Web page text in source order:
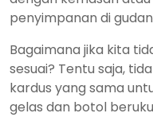
penyimpanan di
Bagaimana jika kita
sesuai? Tentu saja,
kardus yang sama
gelas dan botol